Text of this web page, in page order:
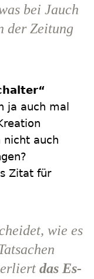
bei Jauch
der Zeitung
ja auch mal
nicht auch
Zitat für
wie es
das Es-